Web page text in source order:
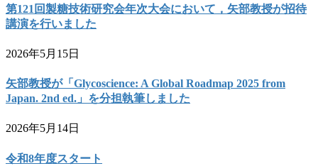
第121回製糖技術研究会年次大会において，矢部教授が招待
講演を行いました
2026年5月15日
矢部教授が「Glycoscience: A Global Roadmap 2025 from
Japan. 2nd ed.」を分担執筆しました
2026年5月14日
令和8年度スタート